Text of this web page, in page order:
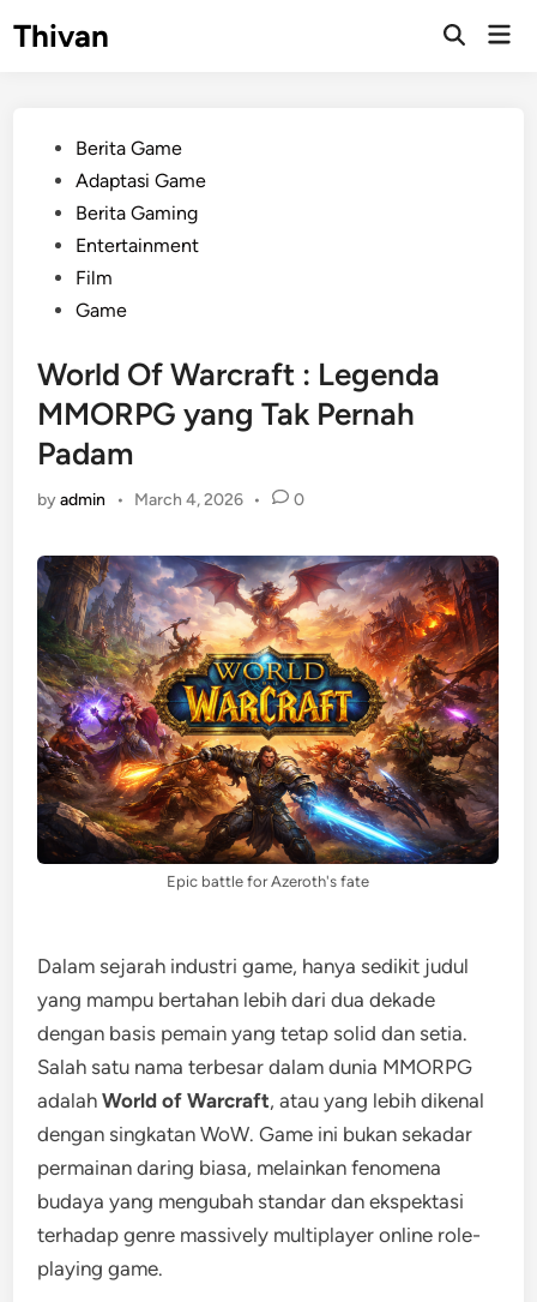
Thivan
Open
PostedBerita Game
Adaptasi Game
Berita Gaming
Entertainment
Film
Game
World Of Warcraft : Legenda
MMORPG yang Tak Pernah
Padam
byadmin • March 4, 2026 • 0
Epic battle for Azeroth's fate
Dalam sejarah industri game, hanya sedikit judul
yang mampu bertahan lebih dari dua dekade
dengan basis pemain yang tetap solid dan setia.
Salah satu nama terbesar dalam dunia MMORPG
adalahWorld of Warcraft, atau yang lebih dikenal
dengan singkatan WoW. Game ini bukan sekadar
permainan daring biasa, melainkan fenomena
budaya yang mengubah standar dan ekspektasi
terhadap genre massively multiplayer online role-
playing game.